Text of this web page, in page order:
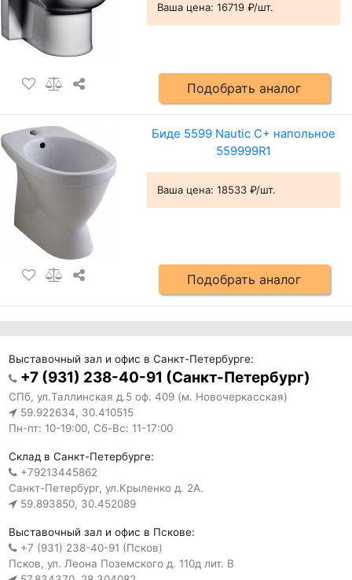
Ваша цена: 16719 ₽/шт.
Подобрать аналог
Биде 5599 Nautic С+ напольное
559999R1
Ваша цена: 18533 ₽/шт.
Подобрать аналог
Выставочный зал и офис в Санкт-Петербурге:
+7 (931) 238-40-91 (Санкт-Петербург)
СПб, ул.Таллинская д.5 оф. 409 (м. Новочеркасская)
59.922634, 30.410515
Пн-пт: 10-19:00, Сб-Вс: 11-17:00
Склад в Санкт-Петербурге:
+79213445862
Санкт-Петербург, ул.Крыленко д. 2А.
59.893850, 30.452089
Выставочный зал и офис в Пскове:
+7 (931) 238-40-91 (Псков)
Псков, ул. Леона Поземского д. 110д лит. В